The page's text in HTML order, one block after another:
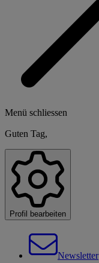
Menü schliessen
Guten Tag,
Profil bearbeiten
Newsletter